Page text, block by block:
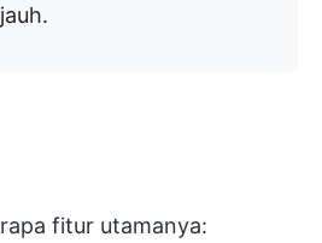
fitur utamanya: